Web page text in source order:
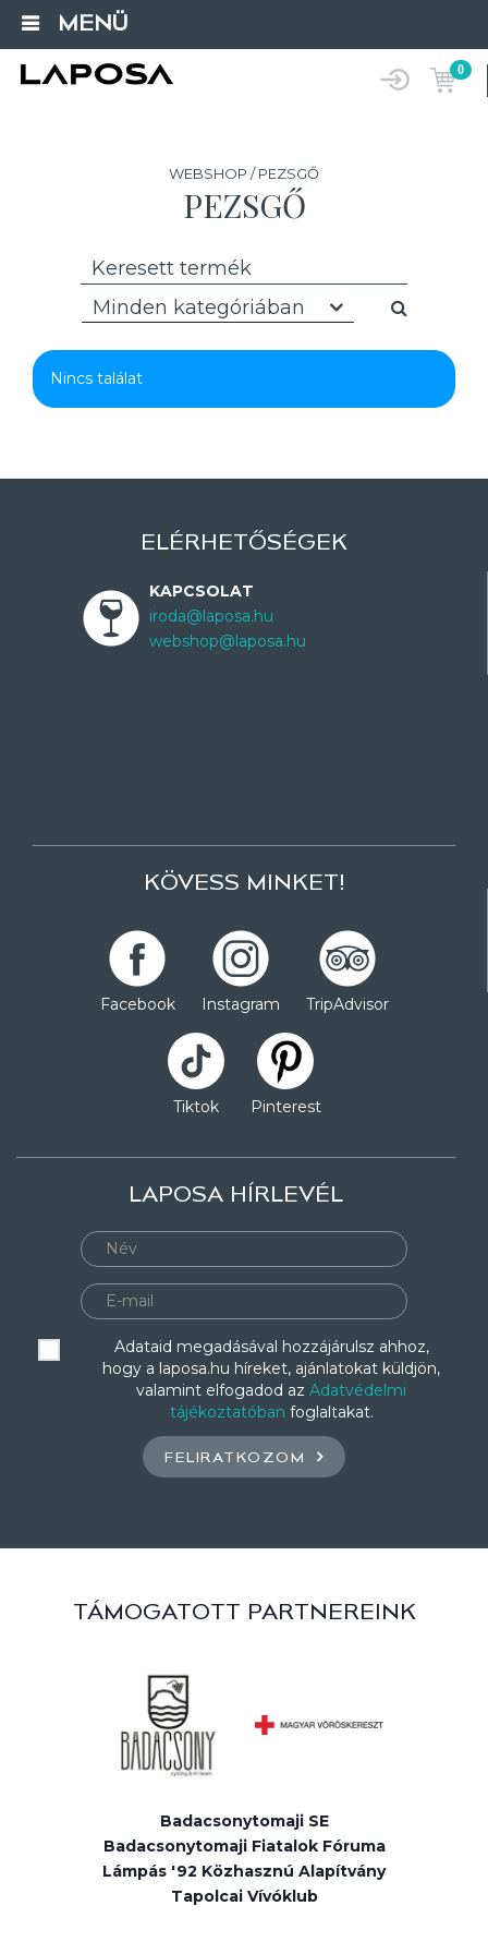
MENÜ
0
WEBSHOP / PEZSGŐ
PEZSGŐ
Minden kategóriában
Nincs találat
ELÉRHETŐSÉGEK
KAPCSOLAT
iroda@laposa.hu
webshop@laposa.hu
KÖVESS MINKET!
Facebook Instagram TripAdvisor
Tiktok Pinterest
LAPOSA HÍRLEVÉL
Adataid megadásával hozzájárulsz ahhoz,
hogy a laposa.hu híreket, ajánlatokat küldjön,
valamint elfogadod az Adatvédelmi
tájékoztatóban foglaltakat.
FELIRATKOZOM
TÁMOGATOTT PARTNEREINK
Badacsonytomaji SE
Badacsonytomaji Fiatalok Fóruma
Lámpás '92 Közhasznú Alapítvány
Tapolcai Vívóklub